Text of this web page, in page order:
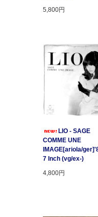
5,800円
LIO - SAGE
COMME UNE
IMAGE[ariola/
7 Inch (vg/ex-)
4,800円